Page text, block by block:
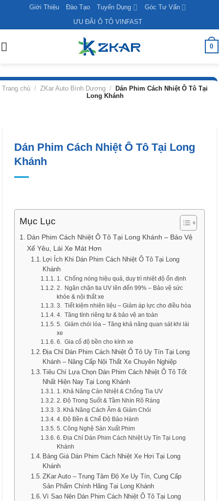
content
Giới Thiệu Đào Tạo Tuyển Dụng
Góc Tư Vấn
ƯU ĐÃI Ô TÔ VINFAST
0
Trang chủ / ZKar Auto Bình Dương /
Dán Phim Cách Nhiệt Ô Tô Tại
Long Khánh
Dán Phim Cách Nhiệt Ô Tô Tại Long
Khánh
Mục Lục
Dán Phim Cách Nhiệt Ô Tô Tại Long Khánh – Bảo Vệ
Xế Yêu, Lái Xe Mát Hơn
Lợi Ích Khi Dán Phim Cách Nhiệt Ô Tô Tại Long
Khánh
1. Chống nóng hiệu quả, duy trì nhiệt độ ổn định
2. Ngăn chặn tia UV lên đến 99% – Bảo vệ sức
khỏe & nội thất xe
3. Tiết kiệm nhiên liệu – Giảm áp lực cho điều hòa
4. Tăng tính riêng tư & bảo vệ an toàn
5. Giảm chói lóa – Tăng khả năng quan sát khi lái
xe
6. Gia cố độ bền cho kính xe
Địa Chỉ Dán Phim Cách Nhiệt Ô Tô Uy Tín Tại Long
Khánh – Nâng Cấp Nội Thất Xe Chuyên Nghiệp
Tiêu Chí Lựa Chọn Dán Phim Cách Nhiệt Ô Tô Tốt
Nhất Hiện Nay Tại Long Khánh
1. Khả Năng Cản Nhiệt & Chống Tia UV
2. Độ Trong Suốt & Tầm Nhìn Rõ Ràng
3. Khả Năng Cách Âm & Giảm Chói
4. Độ Bền & Chế Độ Bảo Hành
5. Công Nghệ Sản Xuất Phim
6. Địa Chỉ Dán Phim Cách Nhiệt Uy Tín Tại Long
Khánh
Bảng Giá Dán Phim Cách Nhiệt Xe Hơi Tại Long
Khánh
ZKar Auto – Trung Tâm Độ Xe Uy Tín, Cung Cấp
Sản Phẩm Chính Hãng Tại Long Khánh
Vì Sao Nên Dán Phim Cách Nhiệt Ô Tô Tại Long